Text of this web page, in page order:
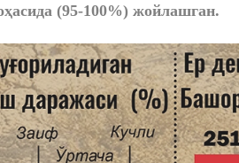
(95-100%) жойлашган.